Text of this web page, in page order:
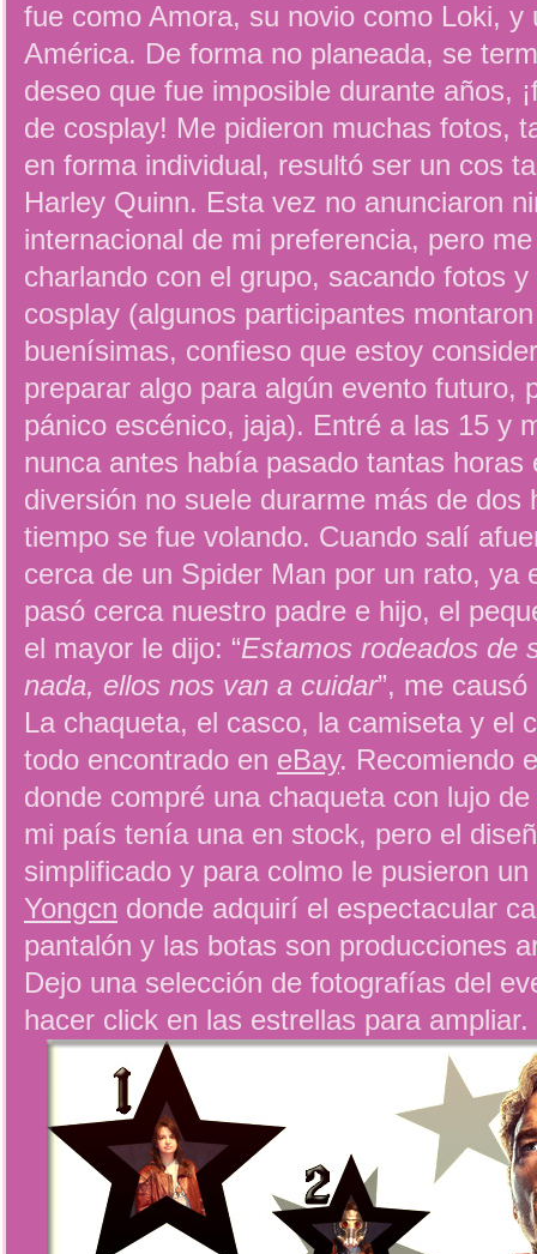
fue como Amora, su novio como Loki, y
América. De forma no planeada, se
deseo que fue imposible durante años,
de cosplay! Me pidieron muchas fotos,
en forma individual, resultó ser un cos
Harley Quinn. Esta vez no anunciaron
internacional de mi preferencia, pero
charlando con el grupo, sacando fotos
cosplay (algunos participantes
buenísimas, confieso que estoy
preparar algo para algún evento futuro,
pánico escénico, jaja). Entré a las 15 y
nunca antes había pasado tantas horas
diversión no suele durarme más de dos
tiempo se fue volando. Cuando salí
cerca de un Spider Man por un rato, ya
pasó cerca nuestro padre e hijo, el
el mayor le dijo: “Estamos rodeados de
nada, ellos nos van a cuidar”, me
La chaqueta, el casco, la camiseta y el
todo encontrado en eBay. Recomiendo
donde compré una chaqueta con lujo
mi país tenía una en stock, pero el
simplificado y para colmo le pusieron
Yongcn donde adquirí el espectacular
pantalón y las botas son producciones
Dejo una selección de fotografías del
hacer click en las estrellas para ampliar.